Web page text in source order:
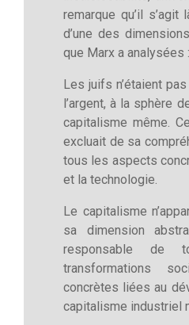
remarque qu’il
d’une des
que Marx a analysées
Les juifs n’étaient
l’argent, à la sphère
capitalisme même.
excluait de sa
tous les aspects
et la technologie.
Le capitalisme
sa dimension
responsable de
transformations
concrètes liées au
capitalisme industriel